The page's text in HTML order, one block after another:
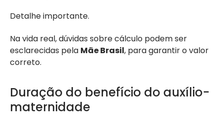
Detalhe importante.
Na vida real, dúvidas sobre cálculo podem ser
esclarecidas pela Mãe Brasil, para garantir o valor
correto.
Duração do benefício do auxílio-
maternidade